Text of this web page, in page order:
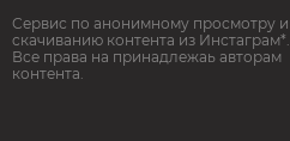
Сервис по анонимному просмотру и
скачиванию контента из Инстаграм*.
Все права на принадлежаь авторам
контента.